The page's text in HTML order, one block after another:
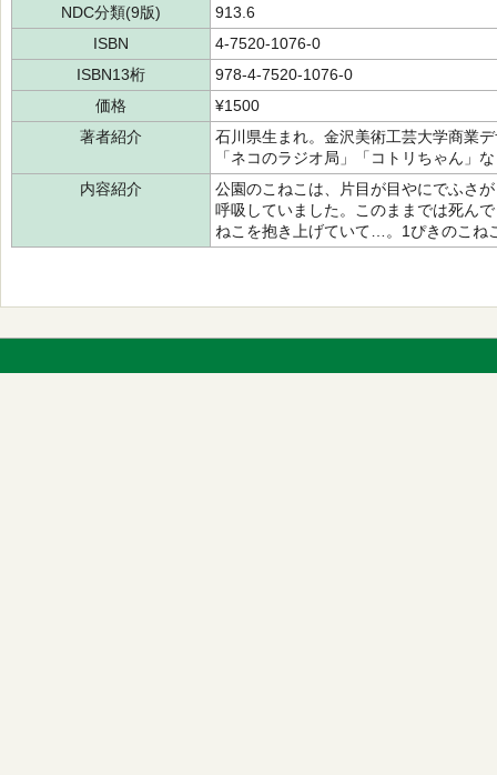
NDC分類(9版)
913.6
ISBN
4-7520-1076-0
ISBN13桁
978-4-7520-1076-0
価格
¥1500
著者紹介
石川県生まれ。金沢美術工芸大学商業
「ネコのラジオ局」「コトリちゃん」
内容紹介
公園のこねこは、片目が目やにでふさ
呼吸していました。このままでは死ん
ねこを抱き上げていて…。1ぴきのこね